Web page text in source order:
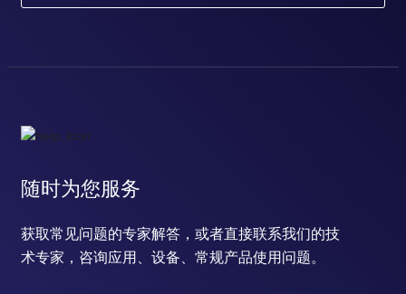
随时为您服务
获取常见问题的专家解答，或者直接联系我们的技
术专家，咨询应用、设备、常规产品使用问题。